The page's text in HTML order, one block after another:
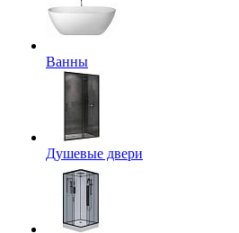
Ванны
Душевые двери